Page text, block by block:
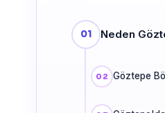
Neden
Göztepe